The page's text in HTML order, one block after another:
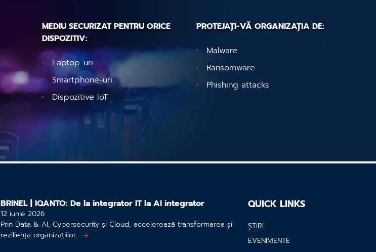
MEDIU SECURIZAT PENTRU ORICE
DISPOZITIV:
Laptop-uri
Smartphone-uri
Dispozitive IoT
PROTEJAȚI-VĂ ORGANIZAȚIA DE:
Malware
Ransomware
Phishing attacks
BRINEL | IQANTO: De la integrator IT la AI integrator
12 iunie 2026
Prin Data & AI, Cybersecurity și Cloud, accelerează transformarea și
reziliența organizațiilor.
QUICK LINKS
ȘTIRI
EVENIMENTE